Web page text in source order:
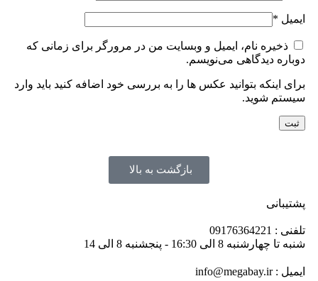
ایمیل *
ذخیره نام، ایمیل و وبسایت من در مرورگر برای زمانی که
دوباره دیدگاهی می‌نویسم.
برای اینکه بتوانید عکس ها را به بررسی خود اضافه کنید باید وارد
سیستم شوید.
بازگشت به بالا
پشتیبانی
تلفنی : 09176364221
شنبه تا چهارشنبه 8 الی 16:30 - پنجشنبه 8 الی 14
ایمیل : info@megabay.ir